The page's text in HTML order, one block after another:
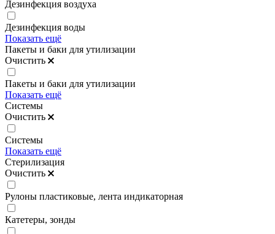
Дезинфекция воздуха
Дезинфекция воды
Показать ещё
Пакеты и баки для утилизации
Очистить
Пакеты и баки для утилизации
Показать ещё
Системы
Очистить
Системы
Показать ещё
Стерилизация
Очистить
Рулоны пластиковые, лента индикаторная
Катетеры, зонды